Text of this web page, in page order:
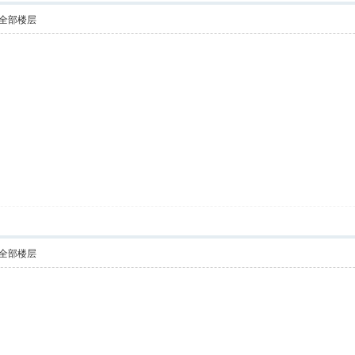
部楼层
部楼层